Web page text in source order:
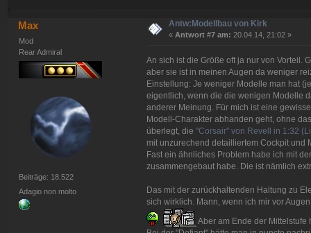
Max
Mod
Rear Admiral
Beiträge: 18.522
Adagio non molto
Antw:Modellbau von Kirk
« Antwort #7 am: 20.04.14, 21:02 »
An sich ist die Größe oft ja nur von Vorteil.
aber sie ist in meinen Augen da weniger
Einstellung: Je weniger Modelle man hat
eigentlich, wenn die die wenigen Modelle
anderer Meinung. Für mich ist eine
Modell-Charakter abhanden geht, ohne
überlegt, die "Corsair" von Revell in 1:32
mit unzurechend detailliertem Cockpit und
Fast ein ähnliches Problem habe ich mit
zusammengebaut habe. Die ist nämlich
Das mit der zurückhaltenden Haltung zu
sich wirklich. Mann, wenn ich mir vor
Aber am Ende der